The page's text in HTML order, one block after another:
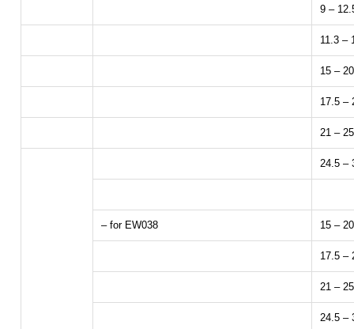
9 –
11.3 –
15 –
17.5 –
21 –
24.5 –
– for EW038 15 –
17.5 –
21 –
24.5 –